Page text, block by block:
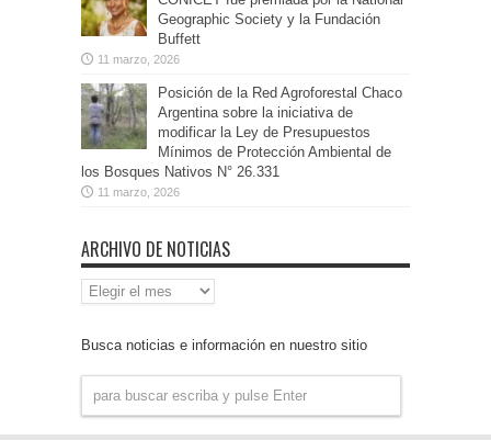
Geographic Society y la Fundación
Buffett
11 marzo, 2026
Posición de la Red Agroforestal Chaco
Argentina sobre la iniciativa de
modificar la Ley de Presupuestos
Mínimos de Protección Ambiental de
los Bosques Nativos N° 26.331
11 marzo, 2026
ARCHIVO DE NOTICIAS
Archivo
de
Busca noticias e información en nuestro sitio